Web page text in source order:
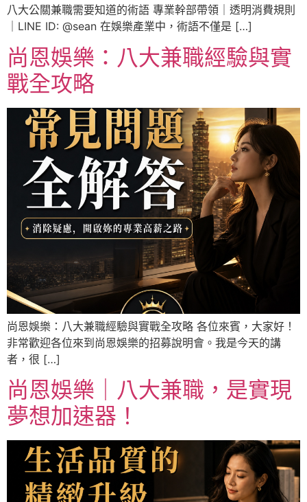
八大公關兼職需要知道的術語 專業幹部帶領｜透明消費規則
｜LINE ID: @sean 在娛樂產業中，術語不僅是 […]
尚恩娛樂：八大兼職經驗與實
戰全攻略
尚恩娛樂：八大兼職經驗與實戰全攻略 各位來賓，大家好！
非常歡迎各位來到尚恩娛樂的招募說明會。我是今天的講
者，很 […]
尚恩娛樂｜八大兼職，是實現
夢想加速器！